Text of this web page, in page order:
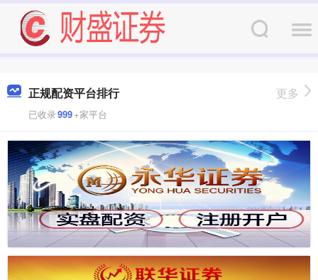
正规配资平台排行
已收录999+家平台
更多